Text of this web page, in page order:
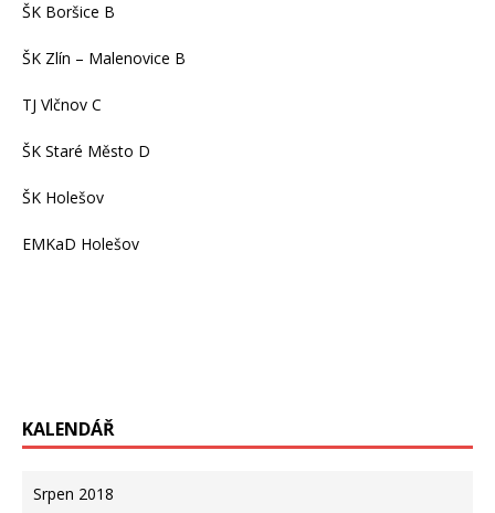
ŠK Boršice B
ŠK Zlín – Malenovice B
TJ Vlčnov C
ŠK Staré Město D
ŠK Holešov
EMKaD Holešov
KALENDÁŘ
Srpen 2018